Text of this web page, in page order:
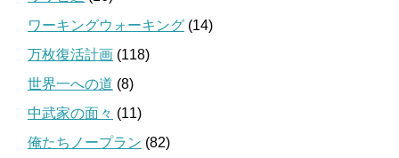
ワーキングウォーキング (14)
万枚復活計画 (118)
世界一への道 (8)
中武家の面々 (11)
俺たちノープラン (82)